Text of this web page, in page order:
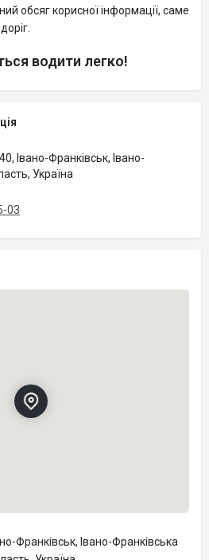
обсяг корисної інформації, саме
водити легко!
Івано-Франківськ, Івано-
Україна
03
Франківськ, Івано-Франківська